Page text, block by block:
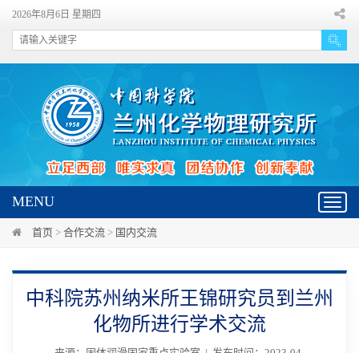
2026年8月6日 星期四
MENU
首页 > 合作交流 > 国内交流
中科院苏州纳米所王锦研究员到兰州
化物所进行学术交流